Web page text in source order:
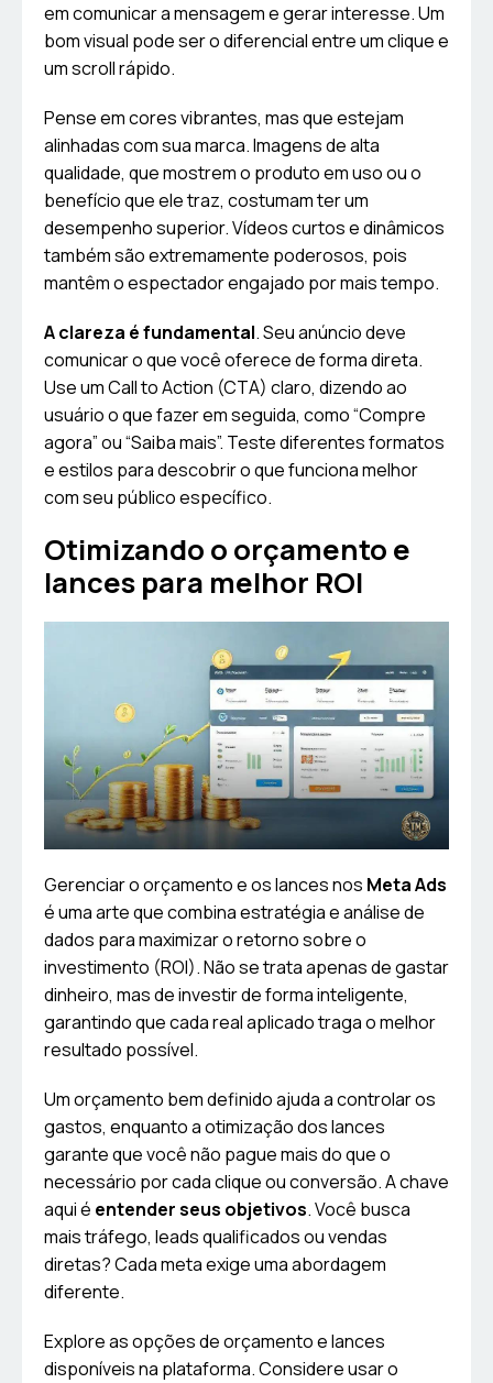
em comunicar a mensagem e gerar interesse. Um
bom visual pode ser o diferencial entre um clique e
um scroll rápido.
Pense em cores vibrantes, mas que estejam
alinhadas com sua marca. Imagens de alta
qualidade, que mostrem o produto em uso ou o
benefício que ele traz, costumam ter um
desempenho superior. Vídeos curtos e dinâmicos
também são extremamente poderosos, pois
mantêm o espectador engajado por mais tempo.
A clareza é fundamental. Seu anúncio deve
comunicar o que você oferece de forma direta.
Use um Call to Action (CTA) claro, dizendo ao
usuário o que fazer em seguida, como “Compre
agora” ou “Saiba mais”. Teste diferentes formatos
e estilos para descobrir o que funciona melhor
com seu público específico.
Otimizando o orçamento e
lances para melhor ROI
Gerenciar o orçamento e os lances nos Meta Ads
é uma arte que combina estratégia e análise de
dados para maximizar o retorno sobre o
investimento (ROI). Não se trata apenas de gastar
dinheiro, mas de investir de forma inteligente,
garantindo que cada real aplicado traga o melhor
resultado possível.
Um orçamento bem definido ajuda a controlar os
gastos, enquanto a otimização dos lances
garante que você não pague mais do que o
necessário por cada clique ou conversão. A chave
aqui é entender seus objetivos. Você busca
mais tráfego, leads qualificados ou vendas
diretas? Cada meta exige uma abordagem
diferente.
Explore as opções de orçamento e lances
disponíveis na plataforma. Considere usar o